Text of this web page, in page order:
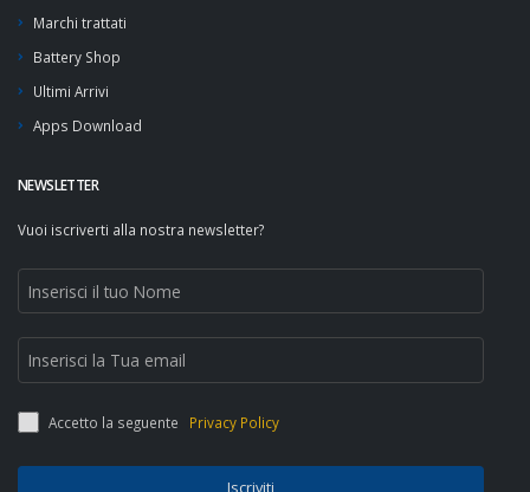
Marchi trattati
Battery Shop
Ultimi Arrivi
Apps Download
NEWSLETTER
Vuoi iscriverti alla nostra newsletter?
Accetto la seguente Privacy Policy
Iscriviti